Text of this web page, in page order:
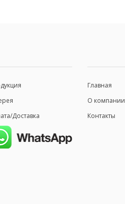
Доставка
Главная
О компании
Контакты